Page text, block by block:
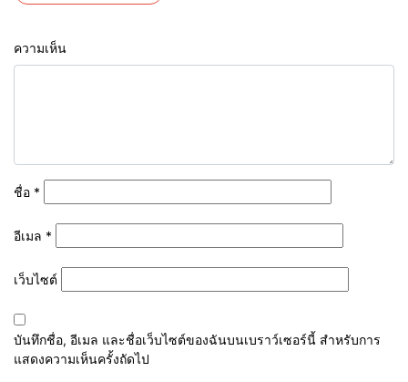
ความเห็น
ชื่อ *
อีเมล *
เว็บไซต์
บันทึกชื่อ, อีเมล และชื่อเว็บไซต์ของฉันบนเบราว์เซอร์นี้ สำหรับการ
แสดงความเห็นครั้งถัดไป